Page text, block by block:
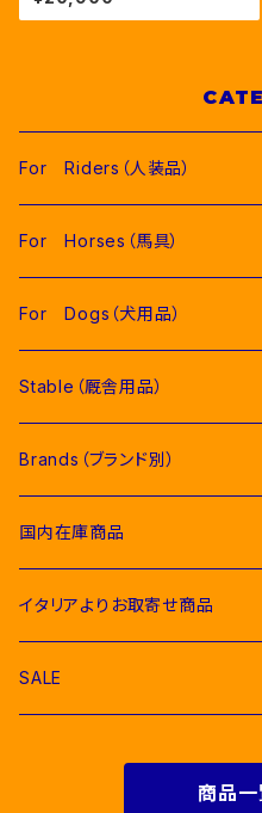
グリップレギンス（ETW00170）
For Riders（人装品）
Men（男性用衣類）
Competition Jackets（競技用ジャケ
Competition Shirts（競技用シャツ）
Softshell（ソフトシェル）
Bomber & Vest（アウター、ベスト）
Women（女性用衣類）
Competition Jackets（競技用ジャケ
Competition Shirts（競技用シャツ）
KNIT WEAR （ニットセーター）
Young Riders（ジュニア用衣類
Competition Jackets（競技用ジャケ
Competition Shirts（競技用シャツ）
Bomber & Vest（アウター、ベスト）
Socks & Ties（ソックス、ネクタ
Socks（ソックス）
Ties（ネクタイ類）
Raincoats（レインコート）
Body Protector（ボディプロテク
Belts（ベルト）
For Horses（馬具）
Pads（ゼッケン、パッド類）
Jumping Pads（障害馬術用ゼッケン
Dressage Pads（馬場馬術用ゼッケ
Fly Veils（イヤーネット類）
Bridles＆ Accesories （頭絡、
Bit（ハミ）
Halter & Lead rope（無口、曳き
Rugs & Neck Cover（馬着）
For Dogs（犬用品）
Stable（厩舎用品）
COMPETITION EQUIPMENT(
Stable Curtains（厩舎かけ）
Bags（バッグ類）
Horse Care（お手入れ用品）
Combs and Brushes（ブラシ）
Brands（ブランド別）
Acavallo（アカバロ）
EGO７（エゴセブン）
EQUICOMFORT(エクイコンフォ
国内在庫商品
イタリアよりお取寄せ商品
SALE
商品一